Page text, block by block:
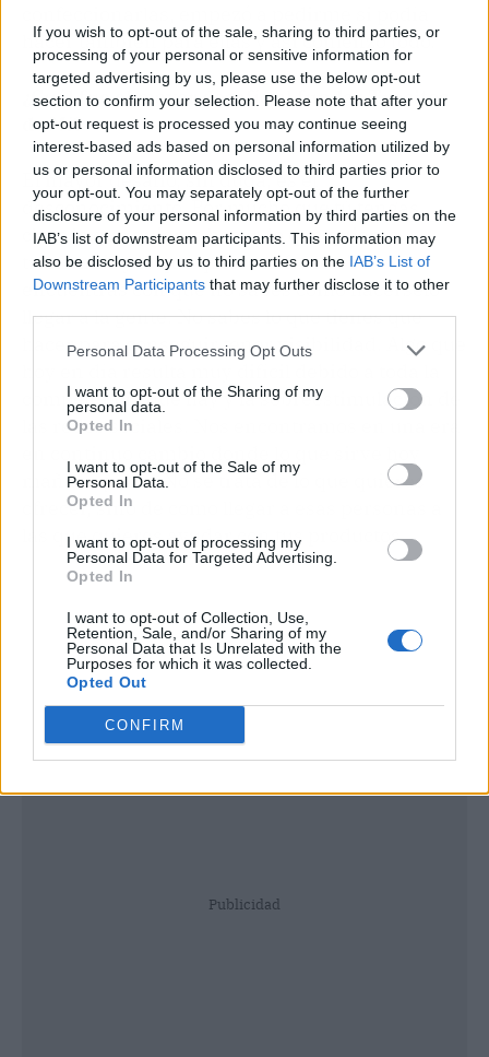
If you wish to opt-out of the sale, sharing to third parties, or
processing of your personal or sensitive information for
targeted advertising by us, please use the below opt-out
section to confirm your selection. Please note that after your
opt-out request is processed you may continue seeing
interest-based ads based on personal information utilized by
us or personal information disclosed to third parties prior to
your opt-out. You may separately opt-out of the further
disclosure of your personal information by third parties on the
IAB’s list of downstream participants. This information may
also be disclosed by us to third parties on the IAB’s List of
Downstream Participants that may further disclose it to other
Personal Data Processing Opt Outs
I want to opt-out of the Sharing of my
personal data.
Opted In
I want to opt-out of the Sale of my
Personal Data.
Opted In
I want to opt-out of processing my
Personal Data for Targeted Advertising.
Opted In
I want to opt-out of Collection, Use,
Retention, Sale, and/or Sharing of my
Personal Data that Is Unrelated with the
Purposes for which it was collected.
Opted Out
CONFIRM
hacer también para ellas y así comenzó todo.
¿Cuál fue el mayor desafío al fundar Trocitos
de Mí?
El mayor desafío, sin duda, es el
desconocimiento. Por mucho que tú tengas
claro lo que quieres hacer, lo que quieres
transmitir y lo que quieres ofrecer. Te
encuentras con que no sabes como hacérselo
llegar a la gente. No sabes lo que tienes que
hacer para conseguir tener visibilidad. Algo que
competencia que hay y la sobreestimulación de
las redes sociales. Nos encontramos en una era
mañana ya no. No se trata de lo que quieres
ofrecer, sino de como llegar a esas personas a
las que quieres ayudar con tus productos.
Publicidad